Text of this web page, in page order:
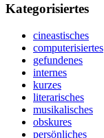
Kategorisiertes
cineastisches
computerisiertes
gefundenes
internes
kurzes
literarisches
musikalisches
obskures
persönliches